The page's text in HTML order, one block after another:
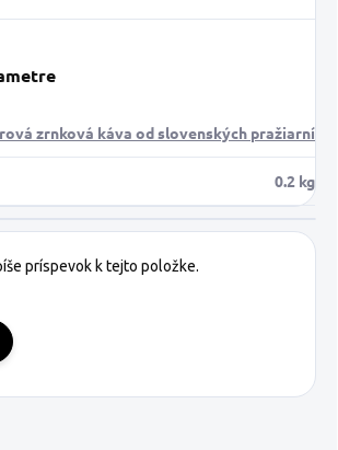
zrnková káva od slovenských pražiarní
0.2 kg
príspevok k tejto položke.